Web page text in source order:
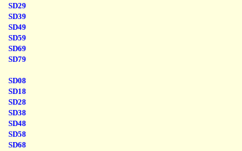
SD29
SD39
SD49
SD59
SD69
SD79
SD08
SD18
SD28
SD38
SD48
SD58
SD68